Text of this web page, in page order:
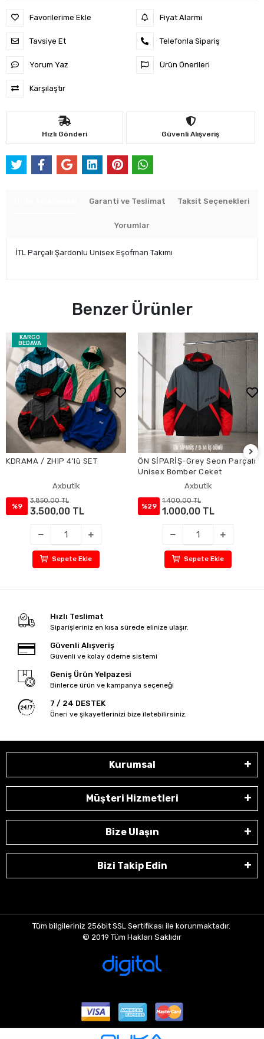
Favorilerime Ekle
Tavsiye Et
Yorum Yaz
Karşılaştır
Fiyat Alarmı
Telefonla Sipariş
Ürün Önerileri
Hızlı Gönderi Güvenli Alışveriş
Garanti ve Teslimat Taksit Seçenekleri
Yorumlar
İTL Parçalı Şardonlu Unisex Eşofman Takımı
Benzer Ürünler
KARGO
BEDAVA
KDRAMA / ZHIP 4'lü SET
Axbutik
%9
3.850,00 TL
3.500,00 TL
Sepete Ekle
ÖN SİPARİŞ-Grey Seon Parçalı
Unisex Bomber Ceket
Axbutik
%29
1.400,00 TL
1.000,00 TL
Sepete Ekle
Hızlı Teslimat
Siparişleriniz en kısa sürede elinize ulaşır.
Güvenli Alışveriş
Güvenli ve kolay ödeme sistemi
Geniş Ürün Yelpazesi
Binlerce ürün ve kampanya seçeneği
7 / 24 DESTEK
Öneri ve şikayetlerinizi bize iletebilirsiniz.
Kurumsal
Müşteri Hizmetleri
Bize Ulaşın
Bizi Takip Edin
Tüm bilgileriniz 256bit SSL Sertifikası ile korunmaktadır.
© 2019 Tüm Hakları Saklıdır